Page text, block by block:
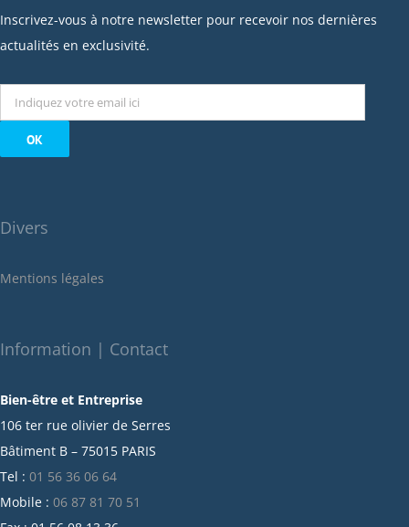
janvier 2023
décembre 2022
octobre 2022
septembre 2022
août 2022
mai 2022
décembre 2021
octobre 2021
juillet 2021
juin 2021
mai 2021
avril 2021
mars 2021
Inscrivez-vous à notre newsletter pour recevoir nos dernières
actualités en exclusivité.
Divers
Mentions légales
Information | Contact
Bien-être et Entreprise
106 ter rue olivier de Serres
Bâtiment B – 75015 PARIS
Tel : 01 56 36 06 64
Mobile : 06 87 81 70 51